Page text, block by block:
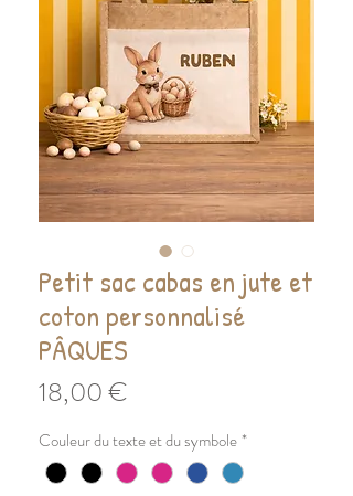
Petit sac cabas en jute et
coton personnalisé
PÂQUES
18,00 €
Couleur du texte et du symbole*